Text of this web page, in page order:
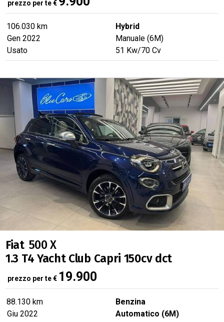
SUPER PREZZO verified
PRONTA CONSEGNA NOVITÀ
prezzo per te€
106.030 km
Hybrid
Gen 2022
Manuale (6M)
Usato
51 Kw/70 Cv
Fiat 500 X
1.3 T4 Yacht Club Capri 150cv dct
prezzo per te€ 19.900
88.130 km
Benzina
Giu 2022
Automatico (6M)